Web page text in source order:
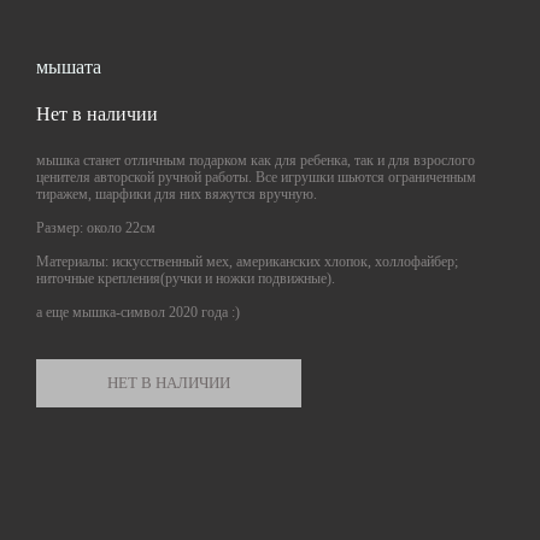
мышата
Нет в наличии
мышка станет отличным подарком как для ребенка, так и для взрослого
ценителя авторской ручной работы. Все игрушки шьются ограниченным
тиражем, шарфики для них вяжутся вручную.
Размер: около 22cм
Материалы: искусственный мех, американских хлопок, холлофайбер;
ниточные крепления(ручки и ножки подвижные).
а еще мышка-символ 2020 года :)
НЕТ В НАЛИЧИИ